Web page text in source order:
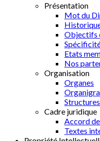
Présentation
Mot du
Objectifs
Etats
Nos
Organisation
Organes
Cadre juridique
Accord
Textes